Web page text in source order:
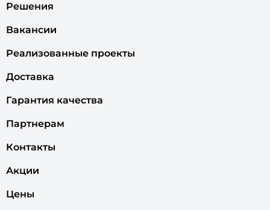
Решения
Вакансии
Реализованные проекты
Доставка
Гарантия качества
Партнерам
Контакты
Акции
Цены